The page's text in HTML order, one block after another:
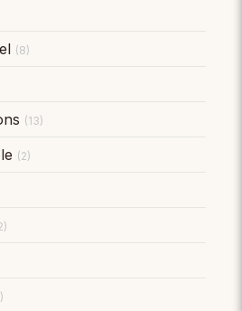
(8)
(13)
(2)